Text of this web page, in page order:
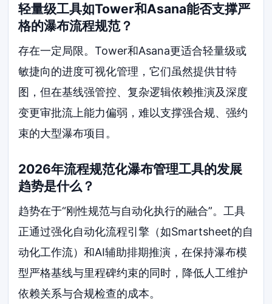
轻量级工具如Tower和Asana能否支撑严
格的瀑布流程规范？
存在一定局限。Tower和Asana更适合轻量级或
敏捷向的进度可视化管理，它们虽然提供甘特
图，但在基线强管控、复杂逻辑依赖推演及深度
变更审批流上能力偏弱，难以支撑强合规、强约
束的大型瀑布项目。
2026年流程规范化瀑布管理工具的发展
趋势是什么？
趋势在于“刚性规范与自动化执行的融合”。工具
正通过强化自动化流程引擎（如Smartsheet的自
动化工作流）和AI辅助排期推演，在保持瀑布模
型严格基线与里程碑约束的同时，降低人工维护
依赖关系与合规检查的成本。